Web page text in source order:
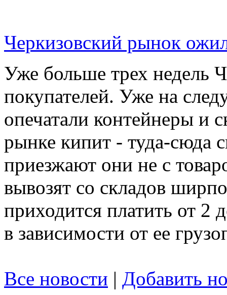
Черкизовский рынок
Уже больше трех недель
покупателей. Уже на
опечатали контейнеры и
рынке кипит - туда-сюда
приезжают они не с
вывозят со складов
приходится платить от 2
в зависимости от ее
Все новости | Добавить